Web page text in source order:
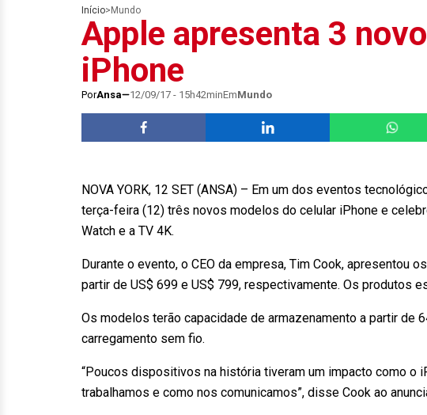
Início> Mundo
Apple apresenta 3
iPhone
PorAnsa 12/09/17 - 15h42minEmMundo
NOVA YORK, 12 SET (ANSA) – Em um dos eventos
terça-feira (12) três novos modelos do celular iPhone e
Watch e a TV 4K.
Durante o evento, o CEO da empresa, Tim Cook, apresentou
partir de US$ 699 e US$ 799, respectivamente. Os produtos
Os modelos terão capacidade de armazenamento a partir de
carregamento sem fio.
“Poucos dispositivos na história tiveram um impacto como o
trabalhamos e como nos comunicamos”, disse Cook ao